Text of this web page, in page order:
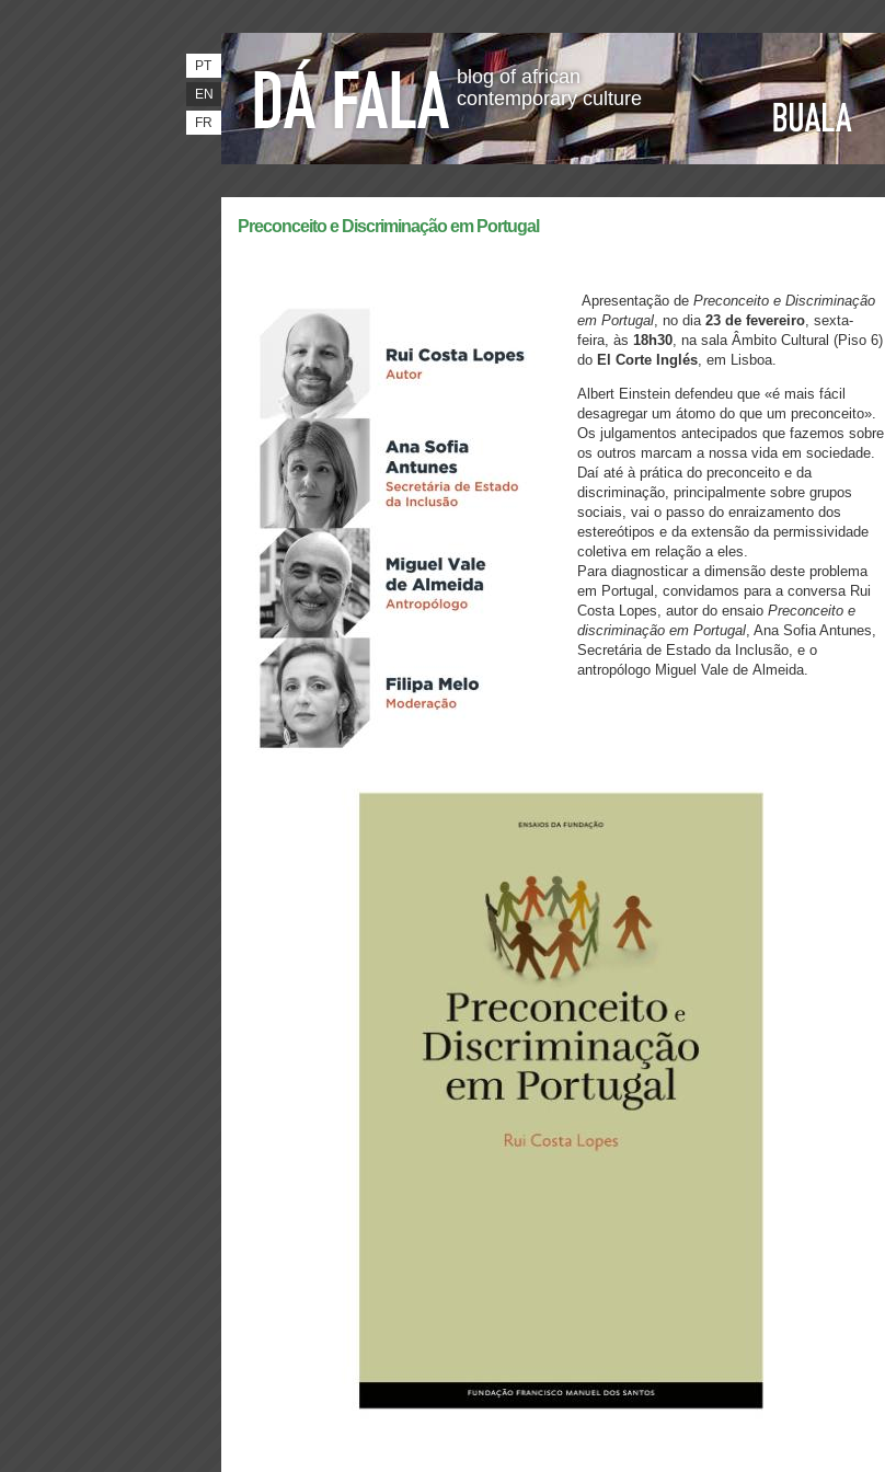
blog of african
contemporary culture
PT
EN
FR
Preconceito e Discriminação em Portugal
Apresentação de Preconceito e Discriminação
em Portugal, no dia 23 de fevereiro, sexta-
feira, às 18h30, na sala Âmbito Cultural (Piso 6)
do El Corte Inglés, em Lisboa.
Albert Einstein defendeu que «é mais fácil
desagregar um átomo do que um preconceito».
Os julgamentos antecipados que fazemos sobre
os outros marcam a nossa vida em sociedade.
Daí até à prática do preconceito e da
discriminação, principalmente sobre grupos
sociais, vai o passo do enraizamento dos
estereótipos e da extensão da permissividade
coletiva em relação a eles.
Para diagnosticar a dimensão deste problema
em Portugal, convidamos para a conversa Rui
Costa Lopes, autor do ensaio Preconceito e
discriminação em Portugal, Ana Sofia Antunes,
Secretária de Estado da Inclusão, e o
antropólogo Miguel Vale de Almeida.